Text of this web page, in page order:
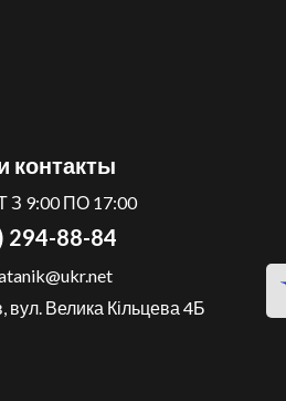
контакты
З 9:00 ПО 17:00
294-88-84
вул. Велика Кільцева 4Б